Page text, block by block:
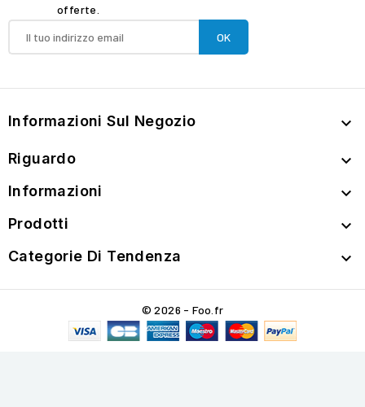
offerte.
Informazioni Sul Negozio 
Riguardo 
Informazioni 
Prodotti 
Categorie Di Tendenza 
© 2026 - Foo.fr